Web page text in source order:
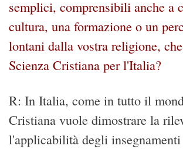
semplici, comprensibili anche a
cultura, una formazione o un
lontani dalla vostra religione,
Scienza Cristiana per l'Italia?
R: In Italia, come in tutto il
Cristiana vuole dimostrare la
l'applicabilità degli